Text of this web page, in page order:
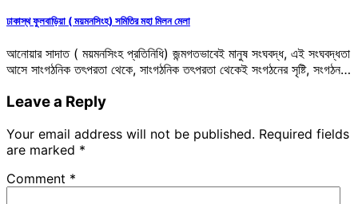
ঢাকাস্থ ফুলবাড়িয়া ( ময়মনসিংহ) সমিতির মহা মিলন মেলা
আনোয়ার সাদাত ( ময়মনসিংহ প্রতিনিধি) জন্মগতভাবেই মানুষ সংঘবদ্ধ, এই সংঘবদ্ধতা
আসে সাংগঠনিক তৎপরতা থেকে, সাংগঠনিক তৎপরতা থেকেই সংগঠনের সৃষ্টি, সংগঠন…
Leave a Reply
Your email address will not be published. Required fields
are marked *
Comment *